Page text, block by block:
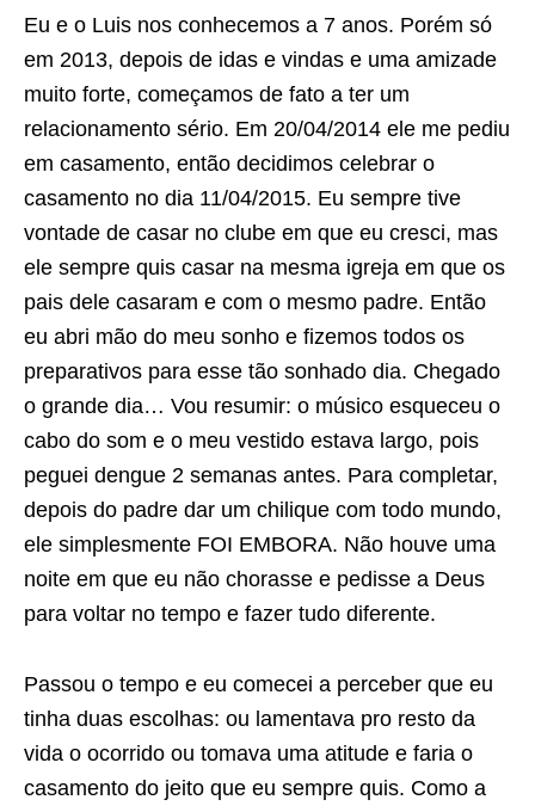
Eu e o Luis nos conhecemos a 7 anos. Porém só
em 2013, depois de idas e vindas e uma amizade
muito forte, começamos de fato a ter um
relacionamento sério. Em 20/04/2014 ele me pediu
em casamento, então decidimos celebrar o
casamento no dia 11/04/2015. Eu sempre tive
vontade de casar no clube em que eu cresci, mas
ele sempre quis casar na mesma igreja em que os
pais dele casaram e com o mesmo padre. Então
eu abri mão do meu sonho e fizemos todos os
preparativos para esse tão sonhado dia. Chegado
o grande dia… Vou resumir: o músico esqueceu o
cabo do som e o meu vestido estava largo, pois
peguei dengue 2 semanas antes. Para completar,
depois do padre dar um chilique com todo mundo,
ele simplesmente FOI EMBORA. Não houve uma
noite em que eu não chorasse e pedisse a Deus
para voltar no tempo e fazer tudo diferente.
Passou o tempo e eu comecei a perceber que eu
tinha duas escolhas: ou lamentava pro resto da
vida o ocorrido ou tomava uma atitude e faria o
casamento do jeito que eu sempre quis. Como a